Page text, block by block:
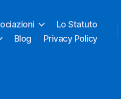
Lo Statuto
Blog
Privacy Policy